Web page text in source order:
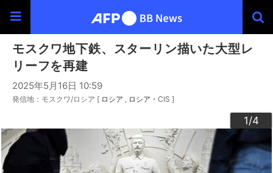
モスクワ地下鉄、スターリン描いた大型レ
リーフを再建
2025年5月16日 10:59
発信地：モスクワ/ロシア [ ロシア ロシア・CIS ]
1/4
2/4
3/4
4/4